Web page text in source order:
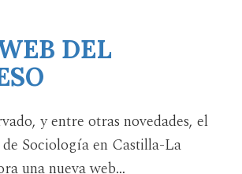
DEL
y entre otras novedades, el
Sociología en Castilla-La
una nueva web…